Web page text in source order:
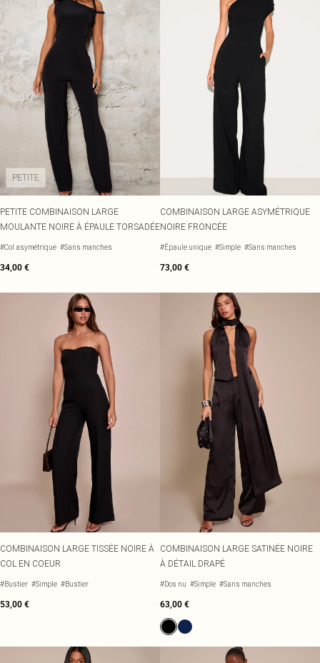
PETITE
PETITE COMBINAISON LARGE
MOULANTE NOIRE À ÉPAULE TORSADÉE
#Col asymétrique #Sans manches
34,00 €
COMBINAISON LARGE ASYMÉTRIQUE
NOIRE FRONCÉE
#Épaule unique #Simple #Sans manches
73,00 €
COMBINAISON LARGE TISSÉE NOIRE À
COL EN COEUR
#Bustier #Simple #Bustier
53,00 €
COMBINAISON LARGE SATINÉE NOIRE
À DÉTAIL DRAPÉ
#Dos nu #Simple #Sans manches
63,00 €